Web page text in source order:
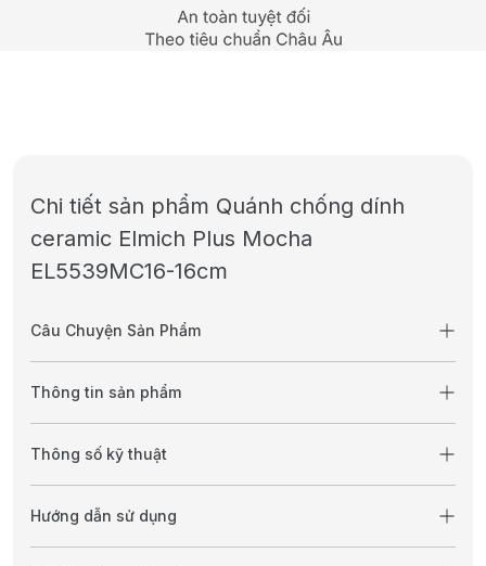
Chi tiết sản phẩm Quánh chống dính
ceramic Elmich Plus Mocha
EL5539MC16-16cm
Câu Chuyện Sản Phẩm
Thông tin sản phẩm
Thông số kỹ thuật
Hướng dẫn sử dụng